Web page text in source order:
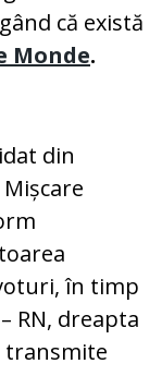
că există
Monde.
din
în timp
RN, dreapta
transmite